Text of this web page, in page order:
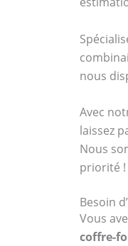
nous
Avec
laissez
Nous
priorité !
Besoin
Vous
coffre-